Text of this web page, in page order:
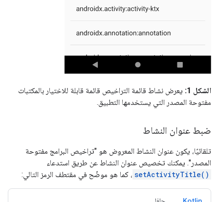
الشكل 1:
يعرض نشاط قائمة التراخيص قائمة قابلة للاختيار بالمكتبات
مفتوحة المصدر التي يستخدمها التطبيق.
ضبط عنوان النشاط
تلقائيًا، يكون عنوان النشاط المعروض هو "تراخيص البرامج مفتوحة
المصدر". يمكنك تخصيص عنوان النشاط عن طريق استدعاء
setActivityTitle() ، كما هو موضّح في مقتطف الرمز التالي: